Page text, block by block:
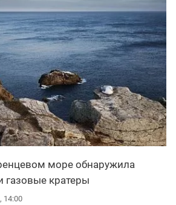
море обнаружила
газовые кратеры
14:00